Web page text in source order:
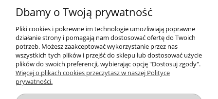
5,89 zł
DO KOSZYKA
Dbamy o Twoją prywatność
Pliki cookies i pokrewne im technologie umożliwiają poprawne
działanie strony i pomagają nam dostosować ofertę do Twoich
potrzeb. Możesz zaakceptować wykorzystanie przez nas
wszystkich tych plików i przejść do sklepu lub dostosować użycie
plików do swoich preferencji, wybierając opcję "Dostosuj zgody".
Więcej o plikach cookies przeczytasz w naszej Polityce
prywatności.